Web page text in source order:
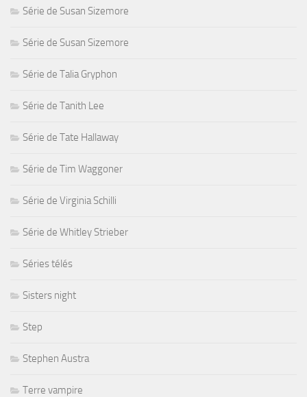
Série de Susan Sizemore
Série de Susan Sizemore
Série de Talia Gryphon
Série de Tanith Lee
Série de Tate Hallaway
Série de Tim Waggoner
Série de Virginia Schilli
Série de Whitley Strieber
Séries télés
Sisters night
Step
Stephen Austra
Terre vampire